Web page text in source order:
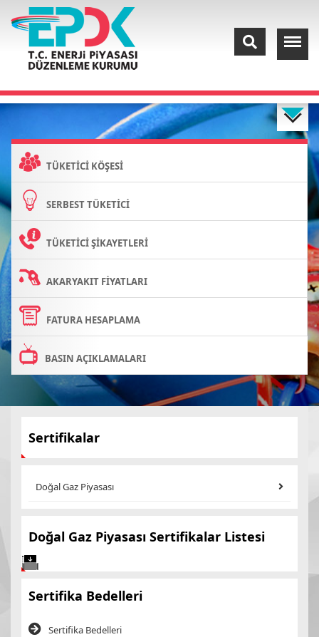
TÜKETİCİ KÖŞESİ
SERBEST TÜKETİCİ
TÜKETİCİ ŞİKAYETLERİ
AKARYAKIT FİYATLARI
FATURA HESAPLAMA
BASIN AÇIKLAMALARI
Sertifikalar
Doğal Gaz Piyasası
Doğal Gaz Piyasası Sertifikalar Listesi
Sertifika Bedelleri
Sertifika Bedelleri